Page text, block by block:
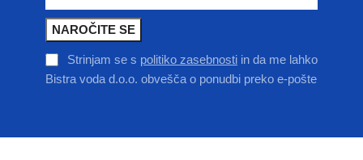
Strinjam se s politiko zasebnosti in da me lahko
Bistra voda d.o.o. obvešča o ponudbi preko e-pošte